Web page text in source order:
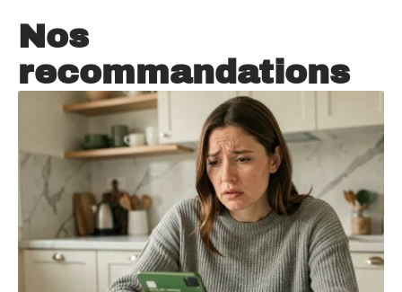
Nos
recommandations